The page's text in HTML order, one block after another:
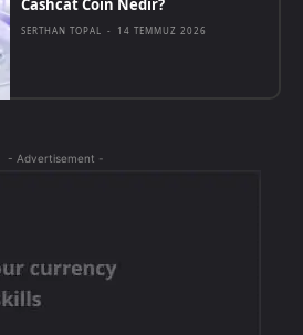
Cashcat Coin Nedir?
SERTHAN TOPAL - 14 TEMMUZ 2026
- Advertisement -